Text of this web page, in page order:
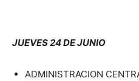
JUEVES 24 DE JUNIO
ADMINISTRACION